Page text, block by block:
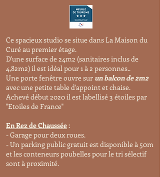
Ce spacieux studio se situe dans La Maison du
Curé au premier étage.
D'une surface de 24m2 (sanitaires inclus de
4,82m2) il est idéal pour 1 à 2 personnes..
Une porte fenêtre ouvre sur un balcon de 2m2
avec une petite table d'appoint et chaise.
Achevé début 2020 il est labellisé 3 étoiles par
"Etoiles de France"
En Rez de Chaussée:
- Garage pour deux roues.
- Un parking public gratuit est disponible à 50m
et les conteneurs poubelles pour le tri sélectif
sont à proximité.